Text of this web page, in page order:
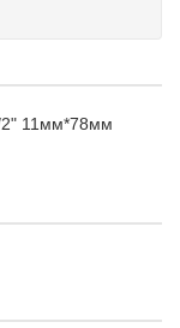
2" 11мм*78мм